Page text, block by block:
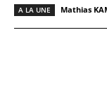
A LA UNE Mathias